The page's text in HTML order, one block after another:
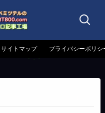
サイトマップ プライバシーポリシ